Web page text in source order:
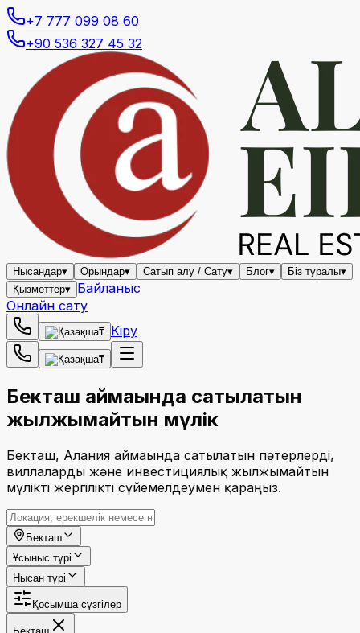
+7 777 099 08 60
+90 536 327 45 32
Нысандар▾ Орындар▾ Сатып алу / Сату▾ Блог▾ Біз туралы▾
Қызметтер▾ Байланыс
Онлайн сату
₸ Кіру
₸
Бекташ аймағында сатылатын
жылжымайтын мүлік
Бекташ, Алания аймағында сатылатын пәтерлерді,
виллаларды және инвестициялық жылжымайтын
мүлікті жергілікті сүйемелдеумен қараңыз.
Бекташ
Ұсыныс түрі
Нысан түрі
Қосымша сүзгілер